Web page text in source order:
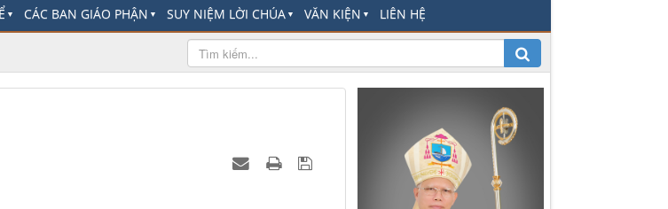
▼ CÁC BAN GIÁO PHẬN ▼ SUY NIỆM LỜI CHÚA ▼ VĂN KIỆN ▼ LIÊN HỆ